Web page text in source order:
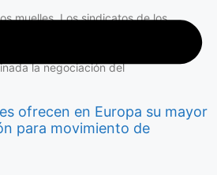
muelles. Los sindicatos de los
celebrando asambleas con sus
la del conjunto de los trabajadores,
la negociación del
ofrecen en Europa su mayor
para movimiento de